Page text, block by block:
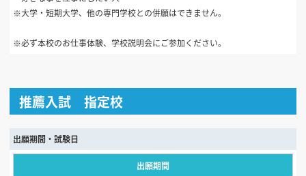
※大学・短期大学、他の専門学校との併願はできません。
※必ず本校のお仕事体験、学校説明会にご参加ください。
推薦入試 指定校
出願期間・試験日
出願期間